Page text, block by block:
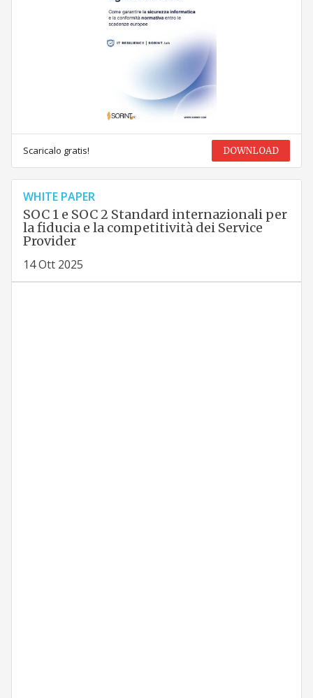
Scaricalo gratis! DOWNLOAD
WHITE PAPER
SOC 1 e SOC 2 Standard internazionali per
la fiducia e la competitività dei Service
Provider
14 Ott 2025